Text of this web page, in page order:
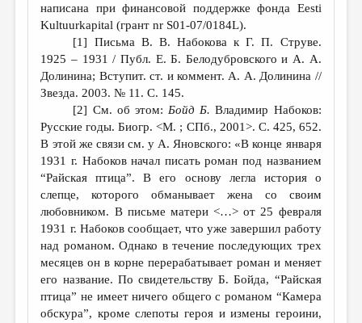
написана при финансовой поддержке фонда Eesti
Kultuurkapital (грант nr S01-07/0184L).
[1] Письма В. В. Набокова к Г. П. Струве.
1925 – 1931 / Публ. Е. Б. Белодубровского и А. А.
Долинина; Вступит. ст. и коммент. А. А. Долинина //
Звезда. 2003. № 11. С. 145.
[2] См. об этом: Бойд Б.Владимир Набоков:
Русские годы. Биогр. <М. ; СПб., 2001>. С. 425, 652.
В этой же связи см. у А. Яновского: «В конце января
1931 г. Набоков начал писать роман под названием
“Райская птица”. В его основу легла история о
слепце, которого обманывает жена со своим
любовником. В письме матери <…> от 25 февраля
1931 г. Набоков сообщает, что уже завершил работу
над романом. Однако в течение последующих трех
месяцев он в корне перерабатывает роман и меняет
его название. По свидетельству Б. Бойда, “Райская
птица” не имеет ничего общего с романом “Камера
обскура”, кроме слепоты героя и измены героини,